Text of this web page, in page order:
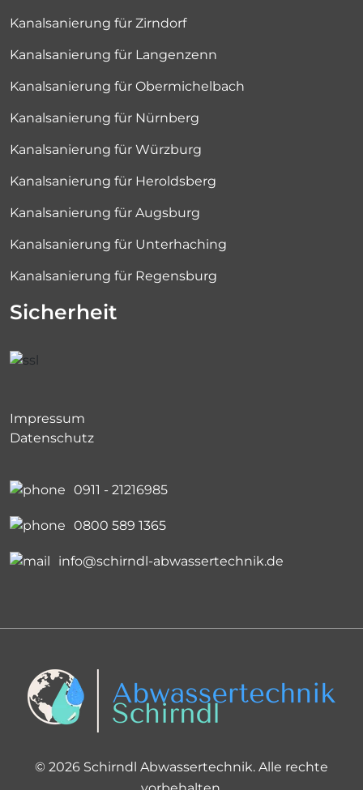
Kanalsanierung für Zirndorf
Kanalsanierung für Langenzenn
Kanalsanierung für Obermichelbach
Kanalsanierung für Nürnberg
Kanalsanierung für Würzburg
Kanalsanierung für Heroldsberg
Kanalsanierung für Augsburg
Kanalsanierung für Unterhaching
Kanalsanierung für Regensburg
Sicherheit
Impressum
Datenschutz
0911 - 21216985
0800 589 1365
info@schirndl-abwassertechnik.de
© 2026 Schirndl Abwassertechnik. Alle rechte